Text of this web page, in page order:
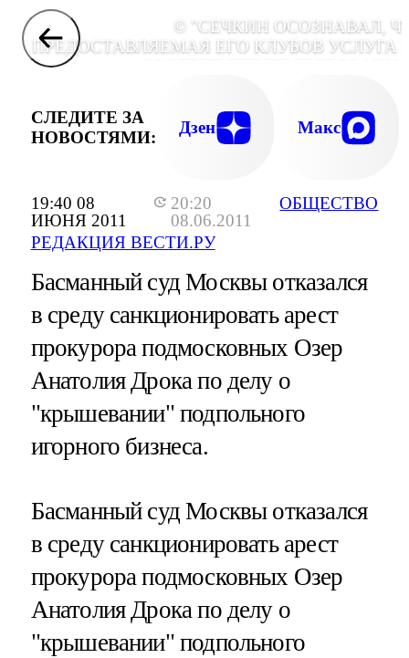
19:40 08
ИЮНЯ 2011
20:20
08.06.2011
РЕДАКЦИЯ ВЕСТИ.РУ
ОБЩЕСТВО
© "СЕЧКИН ОСОЗНАВАЛ,
ПРЕДОСТАВЛЯЕМАЯ ЕГО КЛУБОВ УСЛУГА
НАДЛЕЖАЩИХ УСЛОВИЙ
ЛИЧНОЙ БЕЗОПАСНОСТИ ПРИ
ЗАДНИЕ ТРЦ "ГОЛЛИВУД", -
СЛЕДИТЕ ЗА
НОВОСТЯМИ:
Дзен Макс
Басманный суд Москвы отказался
в среду санкционировать арест
прокурора подмосковных Озер
Анатолия Дрока по делу о
"крышевании" подпольного
игорного бизнеса.
Басманный суд Москвы отказался
в среду санкционировать арест
прокурора подмосковных Озер
Анатолия Дрока по делу о
"крышевании" подпольного